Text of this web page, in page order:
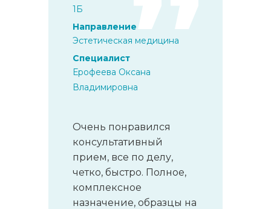
1Б
Направление
Эстетическая медицина
Специалист
Ерофеева Оксана
Владимировна
Очень понравился
консультативный
прием, все по делу,
четко, быстро. Полное,
комплексное
назначение, образцы на